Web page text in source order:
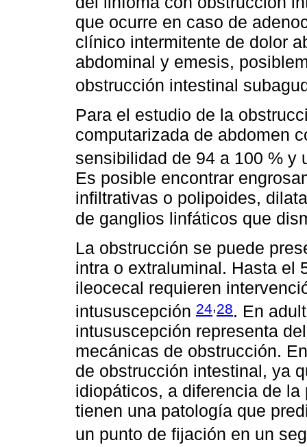
que ocurre en caso de
clínico intermitente de dolor
abdominal y emesis,
obstrucción intestinal
Para el estudio de la
computarizada de abdomen
sensibilidad de 94 a 100 %
Es posible encontrar
infiltrativas o polipoides,
de ganglios linfáticos que
La obstrucción se puede
intra o extraluminal. Hasta el
ileocecal requieren
intususcepción 24,28. En
intususcepción representa
mecánicas de obstrucción.
de obstrucción intestinal, ya
idiopáticos, a diferencia de
tienen una patología que
un punto de fijación en un